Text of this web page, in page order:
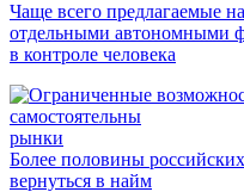
Чаще всего предлагаемые
отдельными автономными
в контроле человека
рынки
Более половины
вернуться в найм